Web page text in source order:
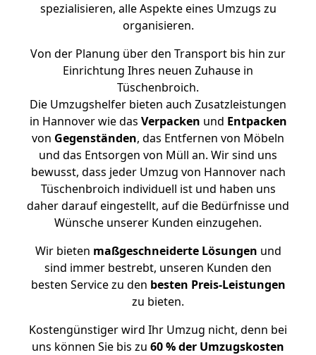
spezialisieren, alle Aspekte eines Umzugs zu
organisieren.
Von der Planung über den Transport bis hin zur
Einrichtung Ihres neuen Zuhause in
Tüschenbroich.
Die Umzugshelfer bieten auch Zusatzleistungen
in Hannover wie das Verpacken und Entpacken
von Gegenständen, das Entfernen von Möbeln
und das Entsorgen von Müll an. Wir sind uns
bewusst, dass jeder Umzug von Hannover nach
Tüschenbroich individuell ist und haben uns
daher darauf eingestellt, auf die Bedürfnisse und
Wünsche unserer Kunden einzugehen.
Wir bieten maßgeschneiderte Lösungen und
sind immer bestrebt, unseren Kunden den
besten Service zu den besten Preis-Leistungen
zu bieten.
Kostengünstiger wird Ihr Umzug nicht, denn bei
uns können Sie bis zu 60 % der Umzugskosten